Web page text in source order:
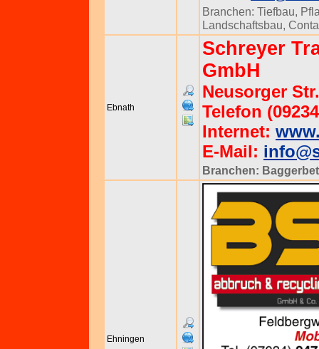
Branchen: Tiefbau,
Landschaftsbau,
Ebnath
Schreyer
GmbH
Neusorger
Telefon
Internet:
E-Mail:
Branchen:
Ehningen